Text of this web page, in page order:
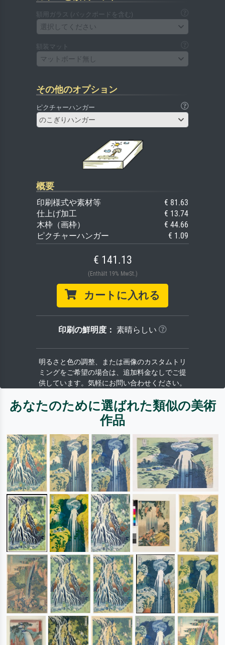
額用ガラス (バックボードを含む)
選択してください
額装マット
マットボード無し
その他のオプション
ピクチャーハンガー
のこぎりハンガー
概要
印刷様式や素材等
€ 81.63
仕上げ加工
€ 13.74
木枠（画枠）
€ 44.66
ピクチャーハンガー
€ 1.09
€ 141.13
(Enthält 19% MwSt.)
カートに入れる
印刷の鮮明度： 素晴らしい
明るさと色の調整、または画像のカスタムトリ
ミングをご希望の場合は、追加料金なしでご提
供しています。気軽にお問い合わせください。
あなたのために選ばれた類似の美術
作品